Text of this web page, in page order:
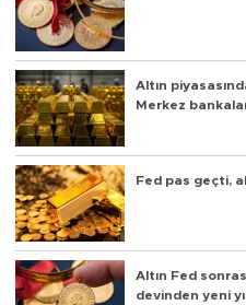
Altın
Merkez
Fed pas geçti,
Altın Fed
devinden yeni